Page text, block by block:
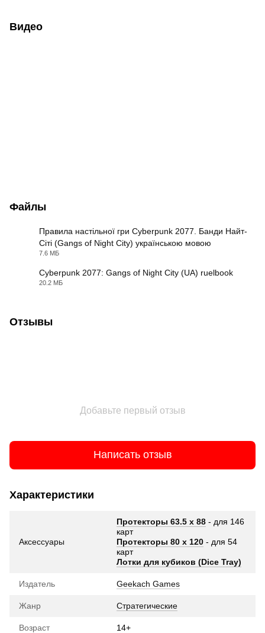
Видео
Файлы
Правила настільної гри Cyberpunk 2077. Банди Найт-
Сіті (Gangs of Night City) українською мовою
7.6 МБ
Cyberpunk 2077: Gangs of Night City (UA) ruelbook
20.2 МБ
Отзывы
Добавьте первый отзыв
Написать отзыв
Характеристики
Аксессуары
Протекторы 63.5 х 88 - для 146
карт
Протекторы 80 x 120 - для 54
карт
Лотки для кубиков (Dice Tray)
Издатель Geekach Games
Жанр Стратегические
Возраст 14+